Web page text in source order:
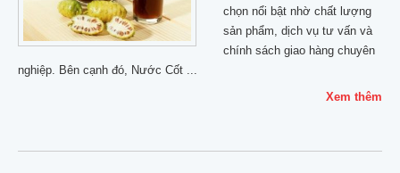
chọn nổi bật nhờ chất lượng
sản phẩm, dịch vụ tư vấn và
chính sách giao hàng chuyên
nghiệp. Bên cạnh đó, Nước Cốt ...
Xem thêm